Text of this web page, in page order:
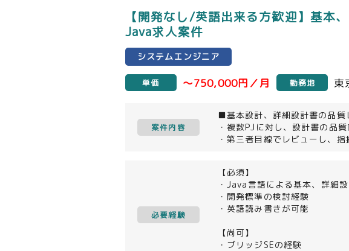
【開発なし/英語出来る方歓迎】基本
Java求人案件
システムエンジニア
単価 ～750,000円／月 勤務地 東
案件内容
■基本設計、詳細設計書の品質
・複数PJに対し、設計書の品
・第三者目線でレビューし、
必要経験
【必須】
・Java言語による基本、詳細
・開発標準の検討経験
・英語読み書きが可能
【尚可】
・ブリッジSEの経験